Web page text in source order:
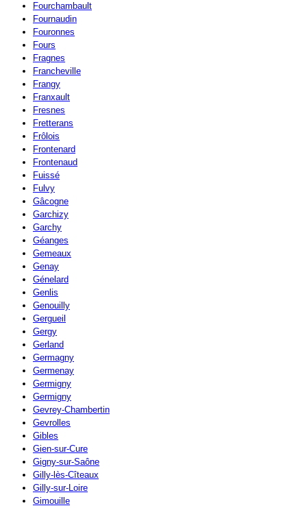
Fourchambault
Fournaudin
Fouronnes
Fours
Fragnes
Francheville
Frangy
Franxault
Fresnes
Fretterans
Frôlois
Frontenard
Frontenaud
Fuissé
Fulvy
Gâcogne
Garchizy
Garchy
Géanges
Gemeaux
Genay
Génelard
Genlis
Genouilly
Gergueil
Gergy
Gerland
Germagny
Germenay
Germigny
Germigny
Gevrey-Chambertin
Gevrolles
Gibles
Gien-sur-Cure
Gigny-sur-Saône
Gilly-lès-Cîteaux
Gilly-sur-Loire
Gimouille